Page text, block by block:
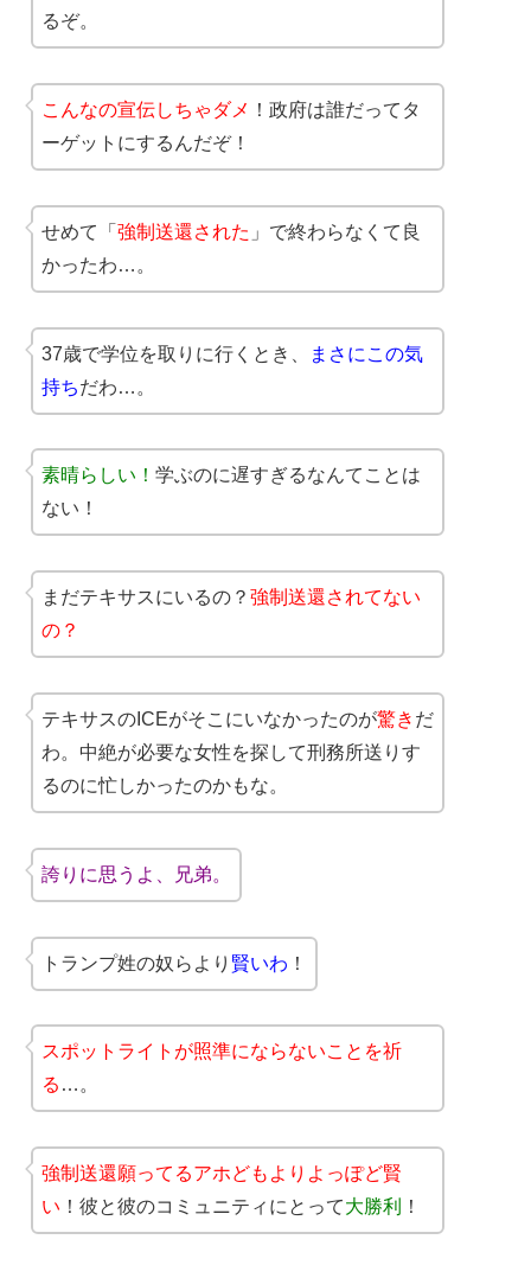
るぞ。
こんなの宣伝しちゃダメ ！政府は誰だってタ
ーゲットにするんだぞ！
せめて「 強制送還された 」で終わらなくて良
かったわ…。
37歳で学位を取りに行くとき、
まさにこの気
持ちだわ…。
素晴らしい！ 学ぶのに遅すぎるなんてことは
ない！
まだテキサスにいるの？ 強制送還されてない
の？
テキサスのICEがそこにいなかったのが驚き だ
わ。中絶が必要な女性を探して刑務所送りす
るのに忙しかったのかもな。
誇りに思うよ、兄弟。
トランプ姓の奴らより 賢いわ ！
スポットライトが照準にならないことを祈
る …。
強制送還願ってるアホどもよりよっぽど賢
い ！彼と彼のコミュニティにとって大勝利 ！